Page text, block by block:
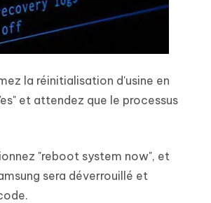
la réinitialisation d'usine en
et attendez que le processus
"reboot system now", et
sera déverrouillé et